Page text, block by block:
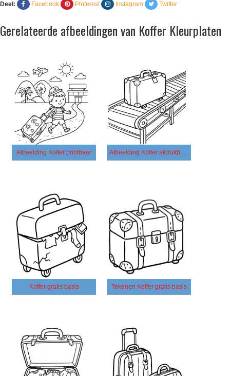
Deel: Facebook Pinterest Instagram Twitter
Gerelateerde afbeeldingen van Koffer Kleurplaten
Afbeelding Koffer printbaar Afbeelding Koffer afdrukbaar
Koffer gratis basis Tekenen Koffer gratis basis